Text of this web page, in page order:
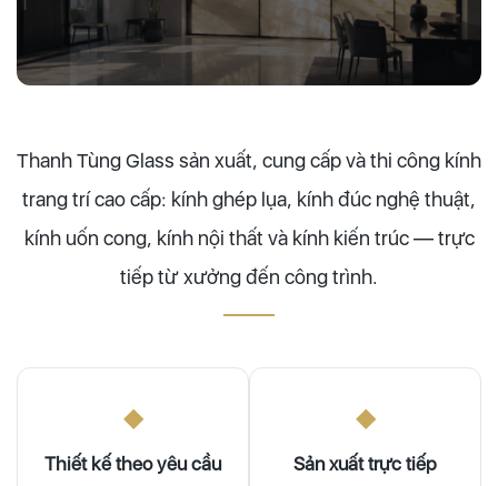
Thanh Tùng Glass sản xuất, cung cấp và thi công kính
trang trí cao cấp: kính ghép lụa, kính đúc nghệ thuật,
kính uốn cong, kính nội thất và kính kiến trúc — trực
tiếp từ xưởng đến công trình.
◆
Thiết kế theo yêu cầu
◆
Sản xuất trực tiếp